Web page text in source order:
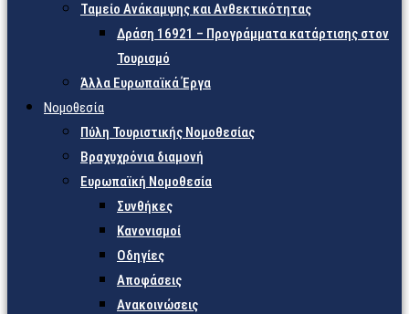
Ταμείο Ανάκαμψης και Ανθεκτικότητας
Δράση 16921 – Προγράμματα κατάρτισης στον
Τουρισμό
Άλλα Ευρωπαϊκά Έργα
Νομοθεσία
Πύλη Τουριστικής Νομοθεσίας
Βραχυχρόνια διαμονή
Ευρωπαϊκή Νομοθεσία
Συνθήκες
Κανονισμοί
Οδηγίες
Αποφάσεις
Ανακοινώσεις